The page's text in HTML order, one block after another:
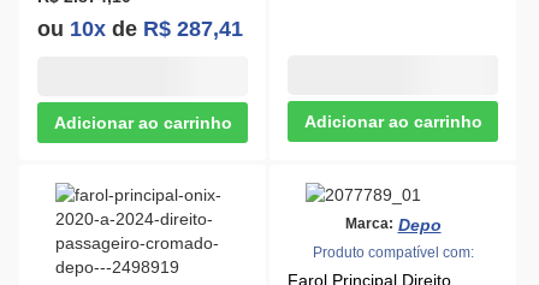
Produto compatível com:
Farol Principal Direito GM
Onix 2022 a 2026
Cromado Depo - 2498919
Marca: Depo
Produto compatível com:
a 2023 Mascara Negra
Depo - 2077789
R$ 9.105,80